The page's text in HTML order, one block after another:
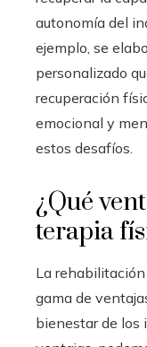
autonomía del
ejemplo, se
personalizado
recuperación
emocional y
estos desafíos.
¿Qué
terapia
La
gama de
bienestar de los